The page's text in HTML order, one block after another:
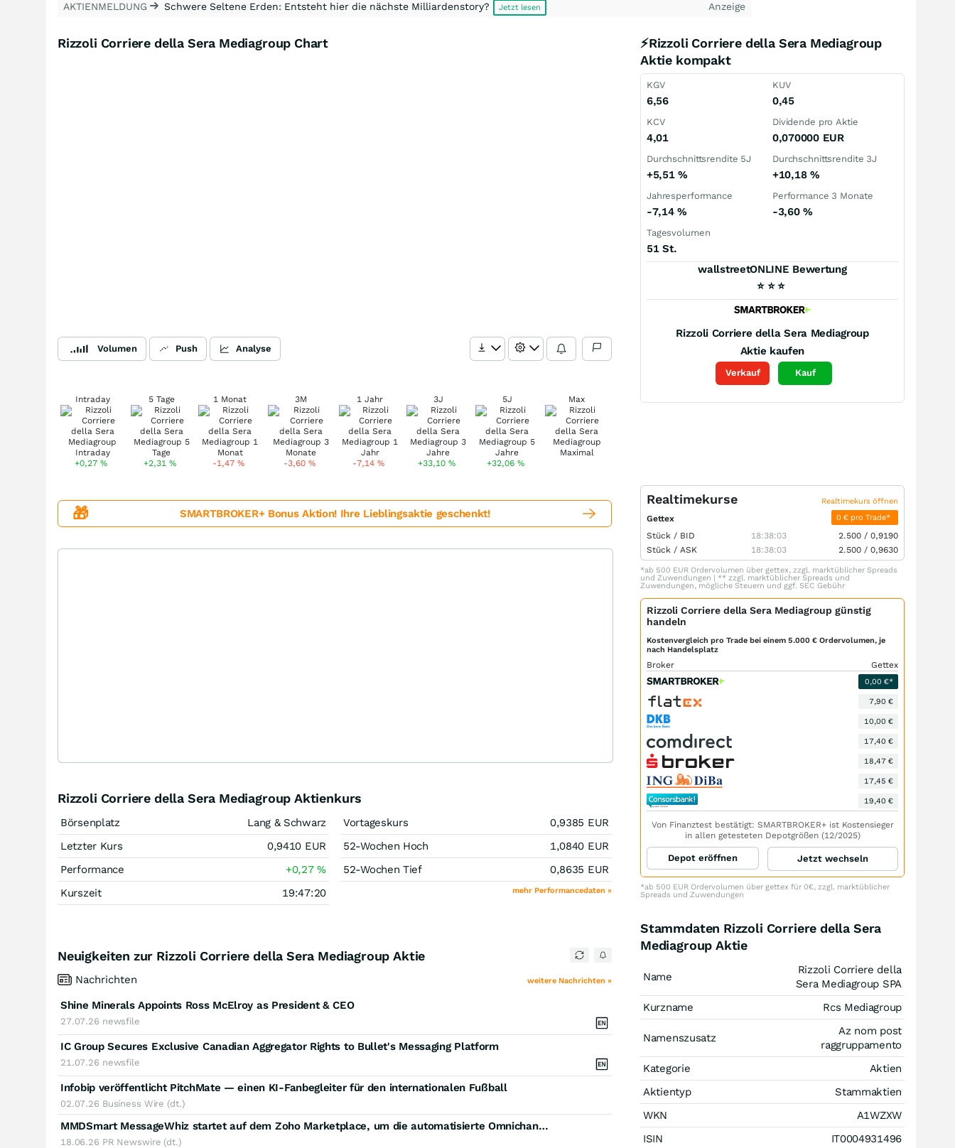
AKTIENMELDUNG Schwere Seltene Erden: Entsteht hier die nächste Milliardenstory? Jetzt lesen Anzeige
Rizzoli Corriere della Sera Mediagroup Chart
Volumen Push Analyse
Intraday
+0,27%
5 Tage
+2,31%
1 Monat
-1,47%
3M
-3,60 %
1 Jahr
-7,14%
3J
+33,10%
5J
+32,06%
Max
⚡Rizzoli Corriere della Sera Mediagroup
Aktie kompakt
KGV
6,56
KUV
0,45
KCV
4,01
Dividende pro Aktie
0,070000 EUR
Durchschnittsrendite 5J
+5,51%
Durchschnittsrendite 3J
+10,18 %
Jahresperformance
-7,14%
Performance 3 Monate
-3,60%
Tagesvolumen
51 St.
wallstreetONLINE Bewertung
⭐ ⭐ ⭐
Rizzoli Corriere della Sera Mediagroup
Aktie kaufen
Verkauf Kauf
🎁 SMARTBROKER+ Bonus Aktion! Ihre Lieblingsaktie geschenkt!
Rizzoli Corriere della Sera Mediagroup Aktienkurs
Börsenplatz
Lang & Schwarz
Letzter Kurs
0,9410 EUR
Performance
+0,27%
Kurszeit
19:47:20
Vortageskurs 0,9385 EUR
52-Wochen Hoch
1,0840 EUR
52-Wochen Tief
0,8635 EUR
mehr Performancedaten »
Neuigkeiten zur Rizzoli Corriere della Sera Mediagroup Aktie
Nachrichten weitere Nachrichten »
Shine Minerals Appoints Ross McElroy as President & CEO
27.07.26 newsfile
IC Group Secures Exclusive Canadian Aggregator Rights to Bullet's Messaging Platform
21.07.26 newsfile
Infobip veröffentlicht PitchMate — einen KI-Fanbegleiter für den internationalen Fußball
02.07.26 Business Wire (dt.)
MMDSmart MessageWhiz startet auf dem Zoho Marketplace, um die automatisierte Omnichannel-Kommunikation innerhalb von Zoho CRM zu erweitern
18.06.26 PR Newswire (dt.)
Realtimekurse Realtimekurs öffnen
Gettex 0 € pro Trade*
Stück / BID 18:38:03 2.500 / 0,9190
Stück / ASK 18:38:03 2.500 / 0,9630
*ab 500 EUR Ordervolumen über gettex, zzgl. marktüblicher Spreads
und Zuwendungen | ** zzgl. marktüblicher Spreads und
Zuwendungen, mögliche Steuern und ggf. SEC Gebühr
Rizzoli Corriere della Sera Mediagroup günstig
handeln
Kostenvergleich pro Trade bei einem 5.000 € Ordervolumen, je
nach Handelsplatz
Broker Gettex
0,00 €*
7,90 €
10,00 €
17,40 €
18,47 €
17,45 €
19,40 €
Von Finanztest bestätigt: SMARTBROKER+ ist Kostensieger
in allen getesteten Depotgrößen (12/2025)
Depot eröffnen Jetzt wechseln
*ab 500 EUR Ordervolumen über gettex für 0€, zzgl. marktüblicher
Spreads und Zuwendungen
Stammdaten Rizzoli Corriere della Sera
Mediagroup Aktie
Name
Rizzoli Corriere della
Sera Mediagroup SPA
Kurzname
Rcs Mediagroup
Namenszusatz
Az nom post
raggruppamento
Kategorie
Aktien
Aktientyp
Stammaktien
WKN
A1WZXW
ISIN
IT0004931496